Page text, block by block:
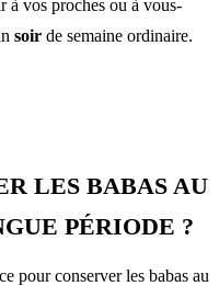
à vos proches ou à vous-
soir de semaine ordinaire.
LES BABAS AU
PÉRIODE ?
pour conserver les babas au